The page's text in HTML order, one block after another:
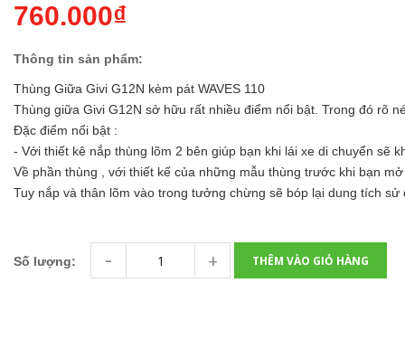
760.000₫
Thông tin sản phẩm:
Thùng Giữa Givi G12N kèm pát WAVES 110
Thùng giữa Givi G12N sở hữu rất nhiều điểm nổi bật. Trong đó rõ
Đặc điểm nổi bật :
- Với thiết kê nắp thùng lõm 2 bên giúp bạn khi lái xe di chuyển sẽ
Về phần thùng , với thiết kế của những mẫu thùng trước khi bạn
Tuy nắp và thân lõm vào trong tưởng chừng sẽ bóp lại dung tích
Số lượng: - + THÊM VÀO GIỎ HÀNG